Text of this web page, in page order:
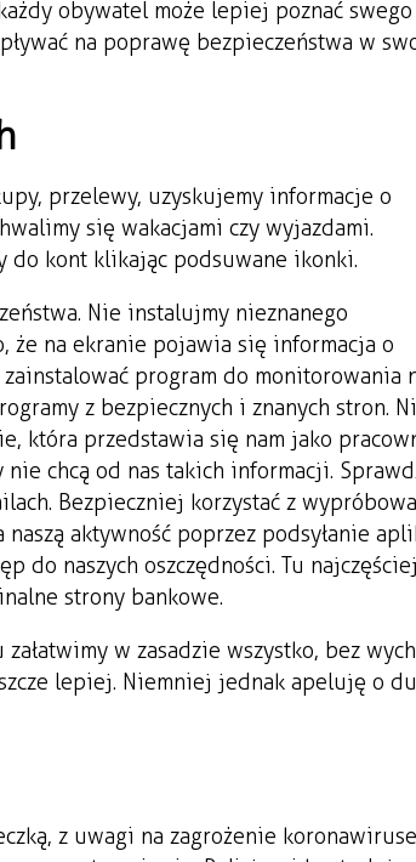
obywatel może lepiej poznać swego
na poprawę bezpieczeństwa w
przelewy, uzyskujemy informacje o
się wakacjami czy wyjazdami.
do kont klikając podsuwane ikonki.
Nie instalujmy nieznanego
że na ekranie pojawia się informacja o
program do monitorowania
z bezpiecznych i znanych stron.
która przedstawia się nam jako
chcą od nas takich informacji.
Bezpieczniej korzystać z
aktywność poprzez podsyłanie
do naszych oszczędności. Tu
strony bankowe.
w zasadzie wszystko, bez
lepiej. Niemniej jednak apeluję o
z uwagi na zagrożenie